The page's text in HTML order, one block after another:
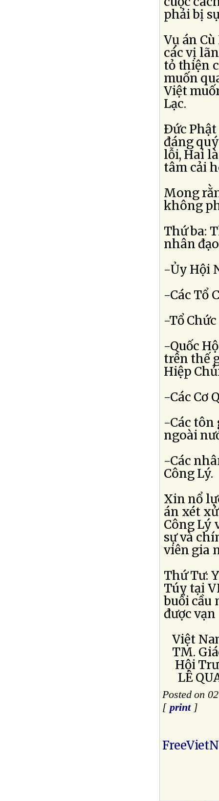
phải bị
Vụ án
các vị
tỏ thiện
muốn
Việt
Lạc.
Ðức
đáng
lỗi, Hai
tâm cải
Mong
không
Thứ ba:
nhân
-Ủy Hội
-Các Tổ
-Tổ
-Quốc
trên thế
Hiệp
-Các Cơ
-Các tôn
ngoài
-Các
Công Lý.
Xin nổ
án xét
Công Lý
sự và
viên gia
Thứ Tư:
Túy tại
buổi cầu
được
Việt
TM.
Hội
LÊ
Posted on
[ print]